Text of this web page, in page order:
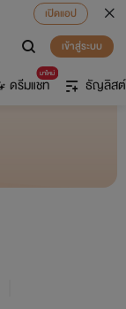
เปิดแอป
เข้าสู่ระบบ
มาใหม่
ดรีมแชท ธัญลิสต์